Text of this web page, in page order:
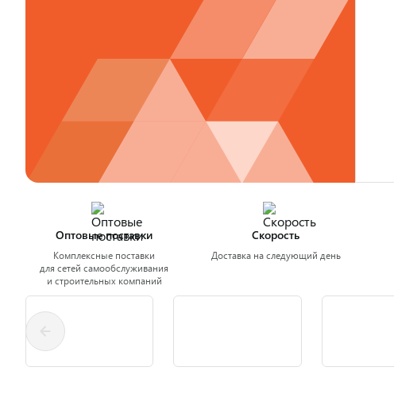
Оптовые поставки
Комплексные поставки
для сетей самообслуживания
и строительных компаний
Скорость
Доставка на следующий день